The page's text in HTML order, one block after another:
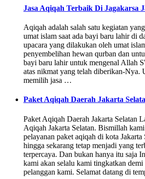
Jasa Aqiqah Terbaik Di Jagakarsa
Aqiqah adalah salah satu kegiatan
umat islam saat ada bayi baru lahir di
upacara yang dilakukan oleh umat
penyembelihan hewan qurban dan
bayi baru lahir untuk mengenal Allah
atas nikmat yang telah diberikan-Nya.
memilih jasa …
Paket Aqiqah Daerah Jakarta
Paket Aqiqah Daerah Jakarta Selatan
Aqiqah Jakarta Selatan. Bismillah
pelayanan paket aqiqah di kota Jakarta
hingga sekarang tetap menjadi yang
terpercaya. Dan bukan hanya itu saja
kami akan selalu kami tingkatkan demi
pelanggan kami. Selamat datang di